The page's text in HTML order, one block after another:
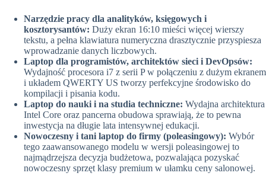
Narzędzie pracy dla analityków, księgowych i
kosztorysantów: Duży ekran 16:10 mieści więcej wierszy
tekstu, a pełna klawiatura numeryczna drasztycznie przyspiesza
wprowadzanie danych liczbowych.
Laptop dla programistów, architektów sieci i DevOpsów:
Wydajność procesora i7 z serii P w połączeniu z dużym ekranem
i układem QWERTY US tworzy perfekcyjne środowisko do
kompilacji i pisania kodu.
Laptop do nauki i na studia techniczne: Wydajna architektura
Intel Core oraz pancerna obudowa sprawiają, że to pewna
inwestycja na długie lata intensywnej edukacji.
Nowoczesny i tani laptop do firmy (poleasingowy): Wybór
tego zaawansowanego modelu w wersji poleasingowej to
najmądrzejsza decyzja budżetowa, pozwalająca pozyskać
nowoczesny sprzęt klasy premium w ułamku ceny salonowej.